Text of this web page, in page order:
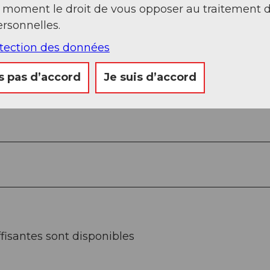
Sep Oct Nov Déc
sont disponibles
le droit de vous opposer au traitement
des données
pas d’accord Je suis d’accord